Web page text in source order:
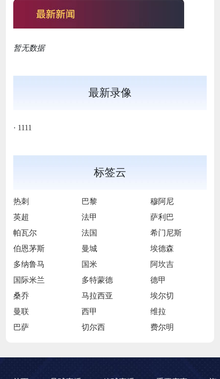
暂无数据
最新录像
· 1111
标签云
热刺 巴黎
穆阿尼
英超
法甲
萨利巴
帕瓦尔
法国
希门尼斯
伯恩茅斯
曼城
埃德森
多纳鲁马
国米
阿坎吉
国际米兰
多特蒙德
德甲
桑乔
马拉西亚
埃尔切
曼联
西甲
维拉
巴萨
切尔西 费尔明